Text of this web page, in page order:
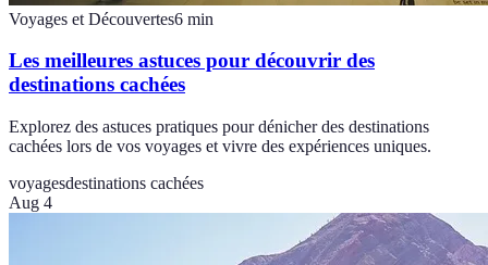
Voyages et Découvertes6 min
Les meilleures astuces pour découvrir des
destinations cachées
Explorez des astuces pratiques pour dénicher des destinations
cachées lors de vos voyages et vivre des expériences uniques.
voyagesdestinations cachées
Aug 4